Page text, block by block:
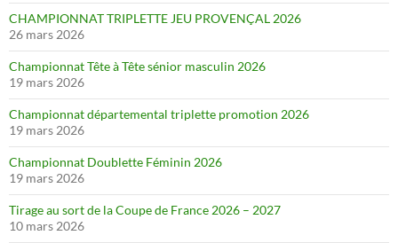
CHAMPIONNAT TRIPLETTE JEU PROVENÇAL 2026
26 mars 2026
Championnat Tête à Tête sénior masculin 2026
19 mars 2026
Championnat départemental triplette promotion 2026
19 mars 2026
Championnat Doublette Féminin 2026
19 mars 2026
Tirage au sort de la Coupe de France 2026 – 2027
10 mars 2026